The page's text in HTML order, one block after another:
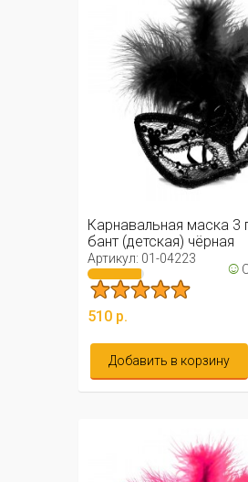
Карнавальная маска 3
бант (детская) чёрная
Артикул: 01-04223 ☺
510 р.
Добавить в корзину